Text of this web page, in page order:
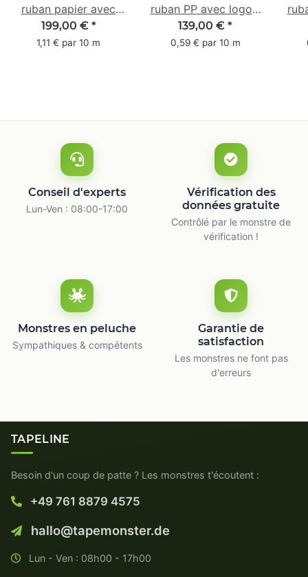
ruban papier avec
logo - 1 couleur - 50
mm x 50 m -
199,00 € *
1,11 € par 10 m
ruban PP avec logo -
1 couleur - 48 mm x
66 m
139,00 € *
0,59 € par 10 m
Conseil d'experts
Lun-Ven : 08:00-17:00
Vérification des
données gratuite
Contrôlé par le monstre de
vérification !
Monstres en peluche
Sympathiques & compétents
Garantie de
satisfaction
Les monstres ne font pas
d'erreurs
TAPELINE
Besoin d'un coup de patte ? Les monstres t'écoutent :
+49 761 8879 4575
hallo@tapemonster.de
Lun - Ven : 08h00 - 17h00